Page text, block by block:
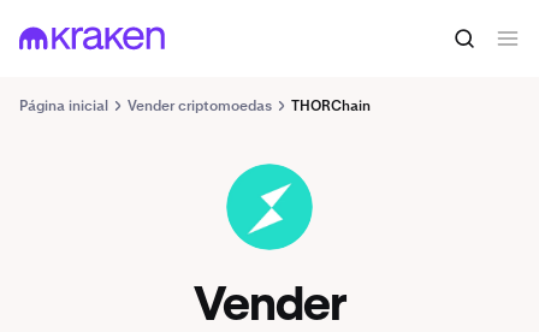
Página inicial Vender criptomoedas THORChain
RUNE
Vender